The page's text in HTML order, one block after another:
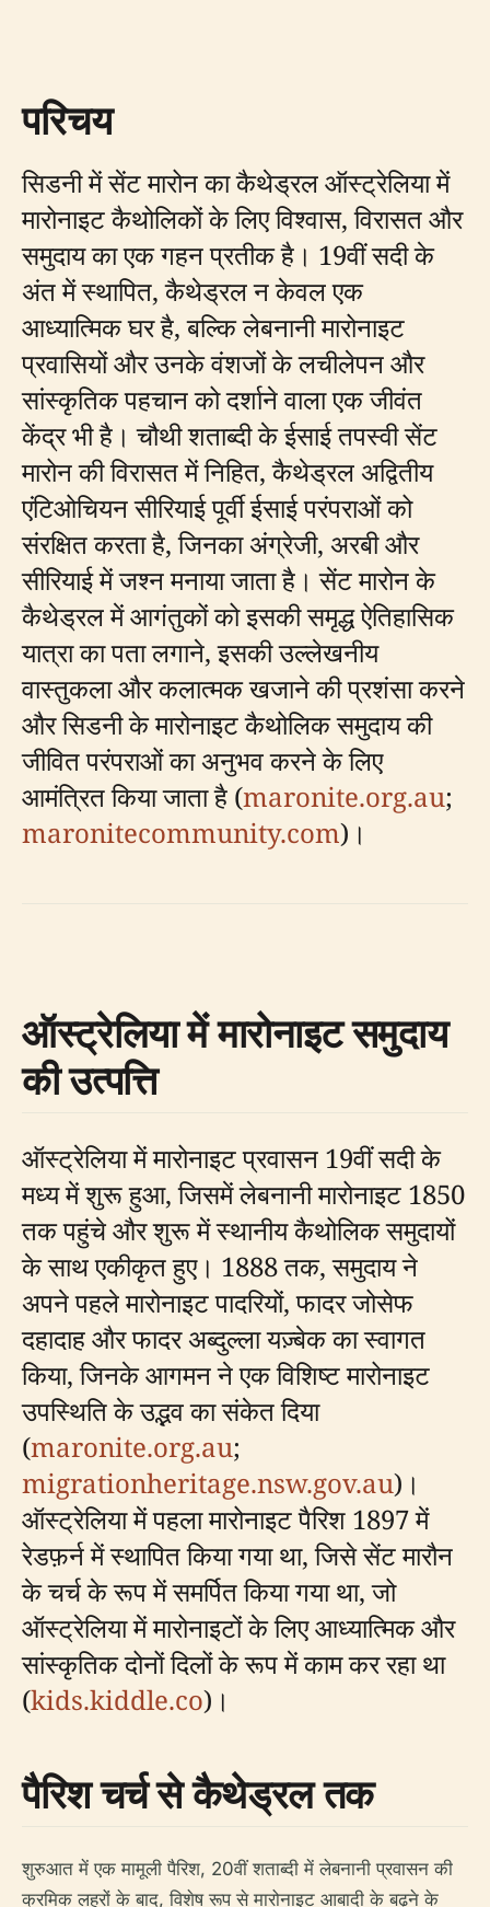
परिचय
सिडनी में सेंट मारोन का कैथेड्रल ऑस्ट्रेलिया में
मारोनाइट कैथोलिकों के लिए विश्वास, विरासत और
समुदाय का एक गहन प्रतीक है। 19वीं सदी के
अंत में स्थापित, कैथेड्रल न केवल एक
आध्यात्मिक घर है, बल्कि लेबनानी मारोनाइट
प्रवासियों और उनके वंशजों के लचीलेपन और
सांस्कृतिक पहचान को दर्शाने वाला एक जीवंत
केंद्र भी है। चौथी शताब्दी के ईसाई तपस्वी सेंट
मारोन की विरासत में निहित, कैथेड्रल अद्वितीय
एंटिओचियन सीरियाई पूर्वी ईसाई परंपराओं को
संरक्षित करता है, जिनका अंग्रेजी, अरबी और
सीरियाई में जश्न मनाया जाता है। सेंट मारोन के
कैथेड्रल में आगंतुकों को इसकी समृद्ध ऐतिहासिक
यात्रा का पता लगाने, इसकी उल्लेखनीय
वास्तुकला और कलात्मक खजाने की प्रशंसा करने
और सिडनी के मारोनाइट कैथोलिक समुदाय की
जीवित परंपराओं का अनुभव करने के लिए
आमंत्रित किया जाता है (maronite.org.au;
maronitecommunity.com)।
ऑस्ट्रेलिया में मारोनाइट समुदाय
की उत्पत्ति
ऑस्ट्रेलिया में मारोनाइट प्रवासन 19वीं सदी के
मध्य में शुरू हुआ, जिसमें लेबनानी मारोनाइट 1850
तक पहुंचे और शुरू में स्थानीय कैथोलिक समुदायों
के साथ एकीकृत हुए। 1888 तक, समुदाय ने
अपने पहले मारोनाइट पादरियों, फादर जोसेफ
दहादाह और फादर अब्दुल्ला यज़्बेक का स्वागत
किया, जिनके आगमन ने एक विशिष्ट मारोनाइट
उपस्थिति के उद्भव का संकेत दिया
(maronite.org.au;
migrationheritage.nsw.gov.au)।
ऑस्ट्रेलिया में पहला मारोनाइट पैरिश 1897 में
रेडफ़र्न में स्थापित किया गया था, जिसे सेंट मारौन
के चर्च के रूप में समर्पित किया गया था, जो
ऑस्ट्रेलिया में मारोनाइटों के लिए आध्यात्मिक और
सांस्कृतिक दोनों दिलों के रूप में काम कर रहा था
(kids.kiddle.co)।
पैरिश चर्च से कैथेड्रल तक
शुरुआत में एक मामूली पैरिश, 20वीं शताब्दी में लेबनानी प्रवासन की
क्रमिक लहरों के बाद, विशेष रूप से मारोनाइट आबादी के बढ़ने के